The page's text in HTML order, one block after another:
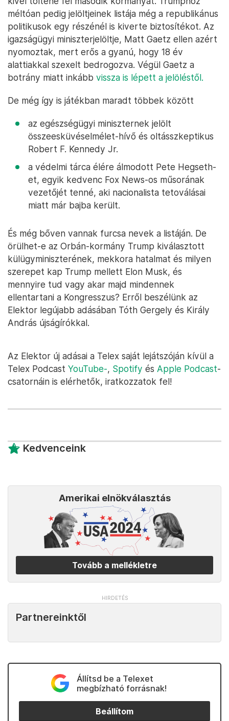
méltóan pedig jelöltjeinek listája még a republikánus
politikusok egy részénél is kiverte biztosítékot. Az
igazságügyi miniszterjelöltje, Matt Gaetz ellen azért
nyomoztak, mert erős a gyanú, hogy 18 év
alattiakkal szexelt bedrogozva. Végül Gaetz a
botrány miatt inkább vissza is lépett a jelöléstől.
De még így is játékban maradt többek között
az egészségügyi miniszternek jelölt
összeesküvéselmélet-hívő és oltásszkeptikus
Robert F. Kennedy Jr.
a védelmi tárca élére álmodott Pete Hegseth-
et, egyik kedvenc Fox News-os műsorának
vezetőjét tenné, aki nacionalista tetoválásai
miatt már bajba került.
És még bőven vannak furcsa nevek a listáján. De
örülhet-e az Orbán-kormány Trump kiválasztott
külügyminiszterének, mekkora hatalmat és milyen
szerepet kap Trump mellett Elon Musk, és
mennyire tud vagy akar majd mindennek
ellentartani a Kongresszus? Erről beszélünk az
Elektor legújabb adásában Tóth Gergely és Király
András újságírókkal.
Az Elektor új adásai a Telex saját lejátszóján kívül a
Telex Podcast YouTube-, Spotify és Apple Podcast-
csatornáin is elérhetők, iratkozzatok fel!
Kedvenceink
Amerikai elnökválasztás
Tovább a mellékletre
Partnereinktől
Állítsd be a Telexet
megbízható forrásnak!
Beállítom